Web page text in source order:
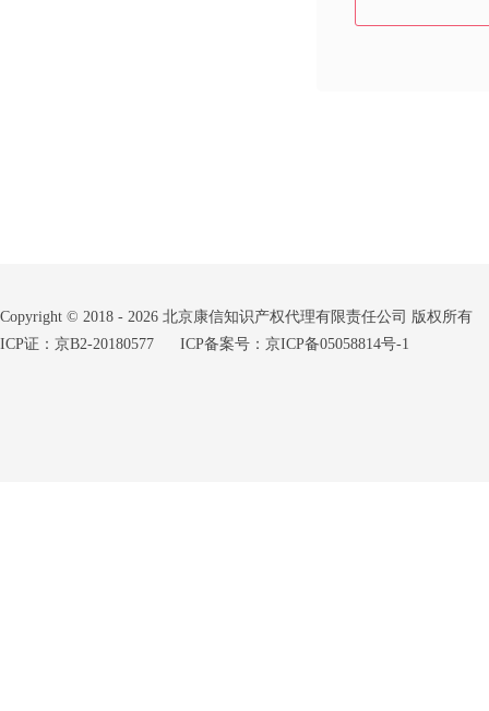
Copyright © 2018 - 2026 北京康信知识产权代理有限责任公司 版权所有
ICP证：京B2-20180577
ICP备案号：京ICP备05058814号-1